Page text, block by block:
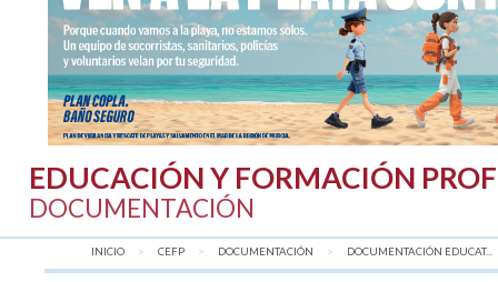
EDUCACIÓN Y FORMACIÓN
DOCUMENTACIÓN
INICIO CEFP DOCUMENTACIÓN DOCUMENTACIÓN EDUCAT...